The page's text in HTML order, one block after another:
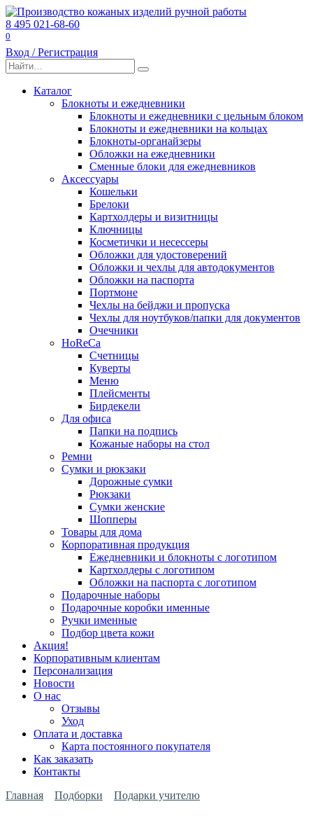
Перейти
к
содержанию
8 495 021-68-60
0
Вход / Регистрация
Search
for:
Каталог
Блокноты и ежедневники
Блокноты и ежедневники с цельным блоком
Блокноты и ежедневники на кольцах
Блокноты-органайзеры
Обложки на ежедневники
Сменные блоки для ежедневников
Аксессуары
Кошельки
Брелоки
Картхолдеры и визитницы
Ключницы
Косметички и несессеры
Обложки для удостоверений
Обложки и чехлы для автодокументов
Обложки на паспорта
Портмоне
Чехлы на бейджи и пропуска
Чехлы для ноутбуков/папки для документов
Очечники
HoReCa
Счетницы
Куверты
Меню
Плейсменты
Бирдекели
Для офиса
Папки на подпись
Кожаные наборы на стол
Ремни
Сумки и рюкзаки
Дорожные сумки
Рюкзаки
Сумки женские
Шопперы
Товары для дома
Корпоративная продукция
Ежедневники и блокноты с логотипом
Картхолдеры с логотипом
Обложки на паспорта с логотипом
Подарочные наборы
Подарочные коробки именные
Ручки именные
Подбор цвета кожи
Акция!
Корпоративным клиентам
Персонализация
Новости
О нас
Отзывы
Уход
Оплата и доставка
Карта постоянного покупателя
Как заказать
Контакты
Главная
Подборки Подарки учителю